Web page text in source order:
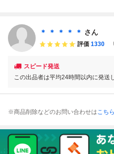
＊ ＊ ＊ ＊ ＊ さん
評価 1330
スピード発送
この出品者は平均24時間以内に発送
※商品削除などのお問い合わせはこちら